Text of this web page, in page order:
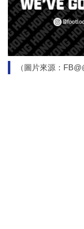
（圖片來源：